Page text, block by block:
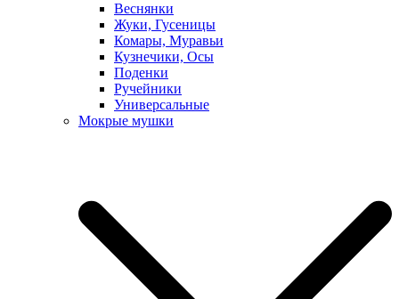
Веснянки
Жуки, Гусеницы
Комары, Муравьи
Кузнечики, Осы
Поденки
Ручейники
Универсальные
Мокрые мушки